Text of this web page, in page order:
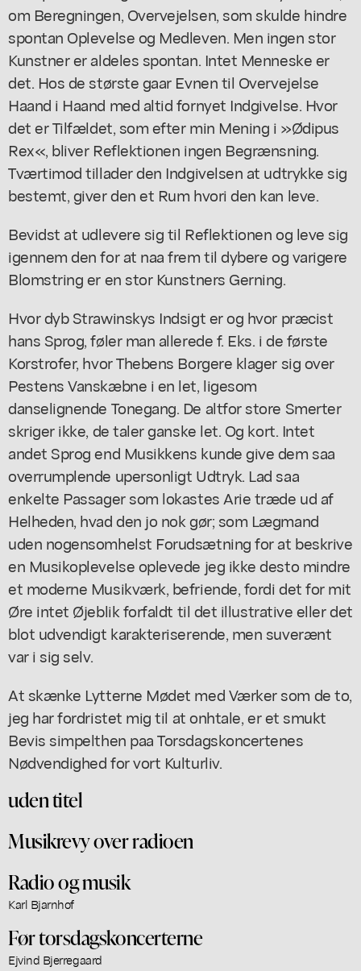
om Beregningen, Overvejelsen, som skulde hindre
spontan Oplevelse og Medleven. Men ingen stor
Kunstner er aldeles spontan. Intet Menneske er
det. Hos de største gaar Evnen til Overvejelse
Haand i Haand med altid fornyet Indgivelse. Hvor
det er Tilfældet, som efter min Mening i »Ødipus
Rex«, bliver Reflektionen ingen Begrænsning.
Tværtimod tillader den Indgivelsen at udtrykke sig
bestemt, giver den et Rum hvori den kan leve.
Bevidst at udlevere sig til Reflektionen og leve sig
igennem den for at naa frem til dybere og varigere
Blomstring er en stor Kunstners Gerning.
Hvor dyb Strawinskys Indsigt er og hvor præcist
hans Sprog, føler man allerede f. Eks. i de første
Korstrofer, hvor Thebens Borgere klager sig over
Pestens Vanskæbne i en let, ligesom
danselignende Tonegang. De altfor store Smerter
skriger ikke, de taler ganske let. Og kort. Intet
andet Sprog end Musikkens kunde give dem saa
overrumplende upersonligt Udtryk. Lad saa
enkelte Passager som lokastes Arie træde ud af
Helheden, hvad den jo nok gør; som Lægmand
uden nogensomhelst Forudsætning for at beskrive
en Musikoplevelse oplevede jeg ikke desto mindre
et moderne Musikværk, befriende, fordi det for mit
Øre intet Øjeblik forfaldt til det illustrative eller det
blot udvendigt karakteriserende, men suverænt
var i sig selv.
At skænke Lytterne Mødet med Værker som de to,
jeg har fordristet mig til at onhtale, er et smukt
Bevis simpelthen paa Torsdagskoncertenes
Nødvendighed for vort Kulturliv.
uden titel
Musikrevy over radioen
Radio og musik
Karl Bjarnhof
Før torsdagskoncerterne
Ejvind Bjerregaard